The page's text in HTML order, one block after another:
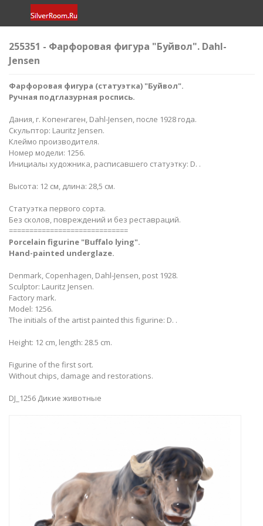
255351 - Фарфоровая фигура "Буйвол". Dahl-
Jensen
Фарфоровая фигура (статуэтка) "Буйвол".
Ручная подглазурная роспись.
Дания, г. Копенгаген, Dahl-Jensen, после 1928 года.
Скульптор: Lauritz Jensen.
Клеймо производителя.
Номер модели: 1256.
Инициалы художника, расписавшего статуэтку: D. .
Высота: 12 см, длина: 28,5 см.
Статуэтка первого сорта.
Без сколов, повреждений и без реставраций.
=============================
Porcelain figurine "Buffalo lying".
Hand-painted underglaze.
Denmark, Copenhagen, Dahl-Jensen, post 1928.
Sculptor: Lauritz Jensen.
Factory mark.
Model: 1256.
​The initials of the artist painted this figurine: D. .
Height: 12 cm, length: 28.5 cm.
Figurine of the first sort.
Without chips, damage and restorations.
DJ_1256 Дикие животные